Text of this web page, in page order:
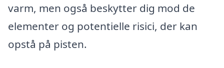
varm, men også beskytter dig mod de
elementer og potentielle risici, der kan
opstå på pisten.